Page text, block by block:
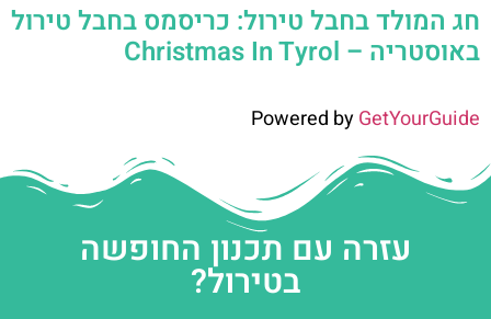
חג המולד בחבל טירול: כריסמס בחבל טירול
באוסטריה – Christmas In Tyrol
Powered byGetYourGuide
עזרה עם תכנון החופשה
בטירול?